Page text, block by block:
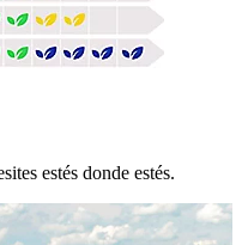
estés donde estés.